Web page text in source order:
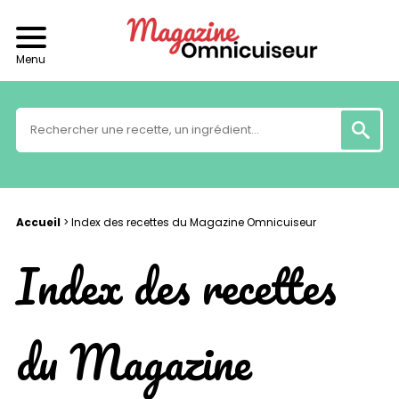
Menu
Accueil> Index des recettes du Magazine Omnicuiseur
Index des recettes
du Magazine